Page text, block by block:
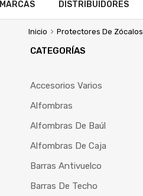
MARCAS DISTRIBUIDORES
Inicio Protectores De Zócalos
CATEGORÍAS
Accesorios Varios
Alfombras
Alfombras De Baúl
Alfombras De Caja
Barras Antivuelco
Barras De Techo